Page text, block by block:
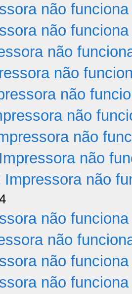
não funciona
não funciona
não
não
não
não
não
não
Impressora não
não funciona
não
não funciona
não funciona